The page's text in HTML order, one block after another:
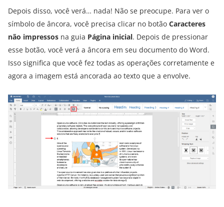
Depois disso, você verá… nada! Não se preocupe. Para ver o
símbolo de âncora, você precisa clicar no botão Caracteres
não impressos na guia Página inicial. Depois de pressionar
esse botão, você verá a âncora em seu documento do Word.
Isso significa que você fez todas as operações corretamente e
agora a imagem está ancorada ao texto que a envolve.